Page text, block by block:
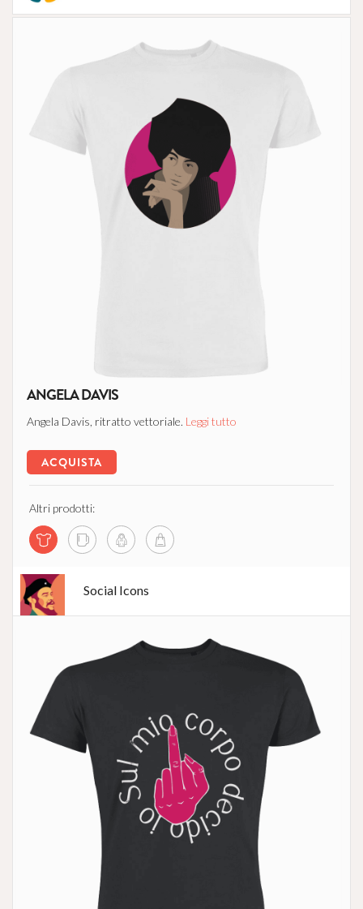
ANGELA DAVIS
Angela Davis, ritratto vettoriale. Leggi tutto
ACQUISTA
Altri prodotti:
Social Icons